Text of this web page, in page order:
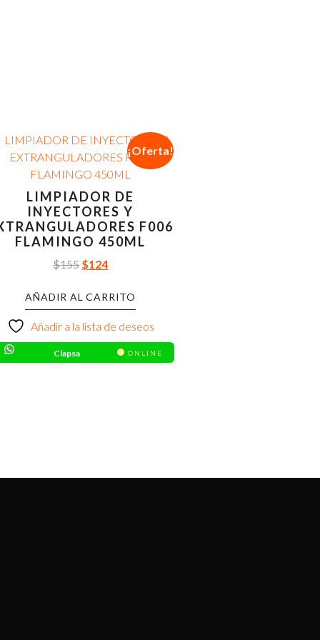
¡Oferta!
LIMPIADOR DE
INYECTORES Y
F006
FLAMINGO 450ML
$155$124
AÑADIR AL CARRITO
Añadir a la lista de deseos
Clapsa ONLINE